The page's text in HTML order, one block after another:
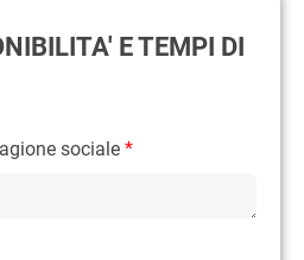
E TEMPI DI
sociale *